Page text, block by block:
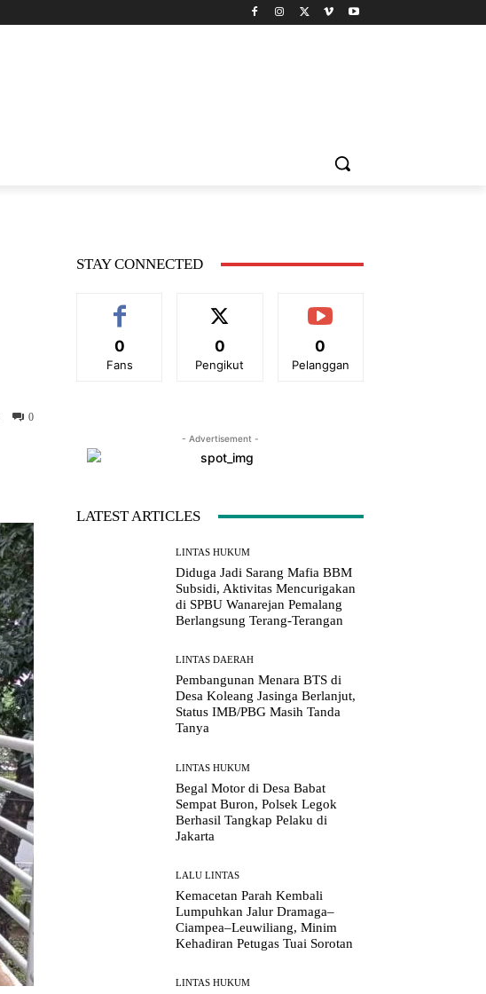
0
STAY CONNECTED
0
Fans
0
Pengikut
0
Pelanggan
- Advertisement -
LATEST ARTICLES
LINTAS HUKUM
Diduga Jadi Sarang Mafia BBM
Subsidi, Aktivitas Mencurigakan
di SPBU Wanarejan Pemalang
Berlangsung Terang-Terangan
LINTAS DAERAH
Pembangunan Menara BTS di
Desa Koleang Jasinga Berlanjut,
Status IMB/PBG Masih Tanda
Tanya
LINTAS HUKUM
Begal Motor di Desa Babat
Sempat Buron, Polsek Legok
Berhasil Tangkap Pelaku di
Jakarta
LALU LINTAS
Kemacetan Parah Kembali
Lumpuhkan Jalur Dramaga–
Ciampea–Leuwiliang, Minim
Kehadiran Petugas Tuai Sorotan
LINTAS HUKUM